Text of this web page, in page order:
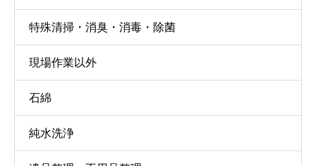
特殊清掃・消臭・消毒・除菌
現場作業以外
石綿
純水洗浄